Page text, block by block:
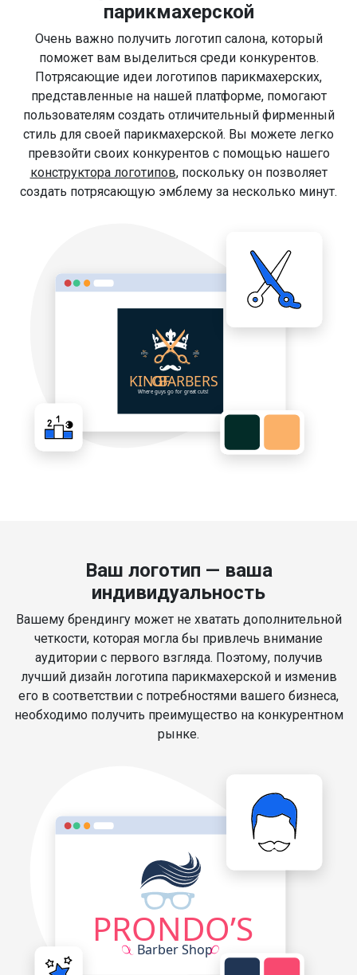
парикмахерской
Очень важно получить логотип салона, который
поможет вам выделиться среди конкурентов.
Потрясающие идеи логотипов парикмахерских,
представленные на нашей платформе, помогают
пользователям создать отличительный фирменный
стиль для своей парикмахерской. Вы можете легко
превзойти своих конкурентов с помощью нашего
конструктора логотипов, поскольку он позволяет
создать потрясающую эмблему за несколько минут.
Ваш логотип — ваша
индивидуальность
Вашему брендингу может не хватать дополнительной
четкости, которая могла бы привлечь внимание
аудитории с первого взгляда. Поэтому, получив
лучший дизайн логотипа парикмахерской и изменив
его в соответствии с потребностями вашего бизнеса,
необходимо получить преимущество на конкурентном
рынке.